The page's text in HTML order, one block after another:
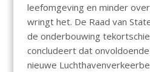
leefomgeving en minder
wringt het. De Raad van
de onderbouwing
concludeert dat
nieuwe